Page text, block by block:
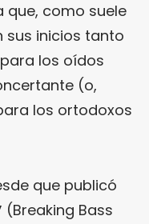
que, como suele
sus inicios tanto
los oídos
(o,
los ortodoxos
que publicó
(Breaking Bass